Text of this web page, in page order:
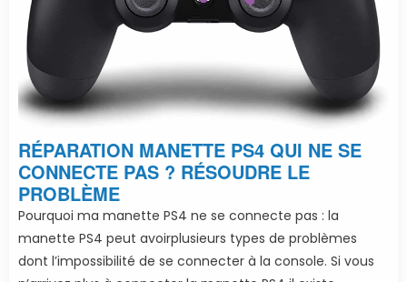
RÉPARATION MANETTE PS4 QUI NE SE
CONNECTE PAS ? RÉSOUDRE LE
PROBLÈME
Pourquoi ma manette PS4 ne se connecte pas : la
manette PS4 peut avoirplusieurs types de problèmes
dont l’impossibilité de se connecter à la console. Si vous